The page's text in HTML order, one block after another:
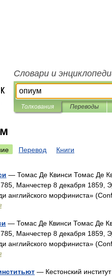
Словари и
Толкования Переводы
Перевод Книги
— Томас Де Квинси Томас Де
Манчестер 8 декабря 1859,
английского морфиниста»
— Томас Де Квинси Томас Де
Манчестер 8 декабря 1859,
английского морфиниста»
— Кестонский